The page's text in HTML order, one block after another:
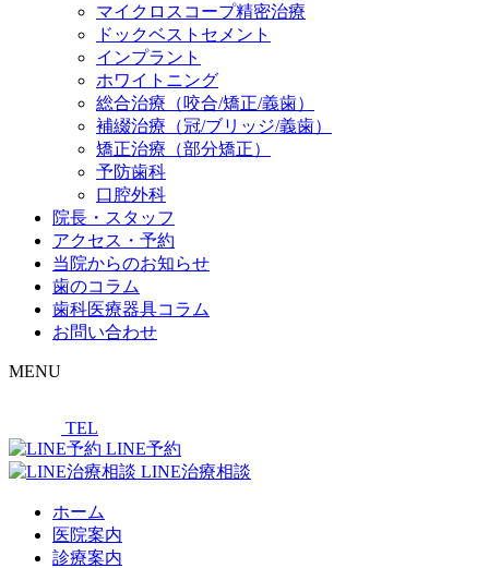
マイクロスコープ精密治療
ドックベストセメント
インプラント
ホワイトニング
総合治療（咬合/矯正/義歯）
補綴治療（冠/ブリッジ/義歯）
矯正治療（部分矯正）
予防歯科
口腔外科
院長・スタッフ
アクセス・予約
当院からのお知らせ
歯のコラム
歯科医療器具コラム
お問い合わせ
MENU
TEL
LINE予約
LINE治療相談
ホーム
医院案内
診療案内